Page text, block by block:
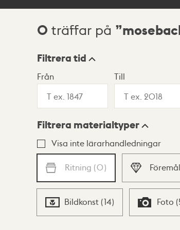
Sökresultat
0 träffar på
Visningsläge
Lista Karta
Filtrera tid
Från Till
Filtrera materialtyper
Visa inte lärarhandledningar
Ritning (0) Föremål
Bildkonst (14) Foto (